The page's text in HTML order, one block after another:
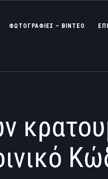
ΦΩΤΟΓΡΑΦΊΕΣ – ΒΊΝΤΕΟ